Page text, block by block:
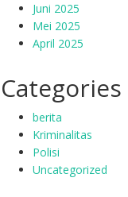
Juni 2025
Mei 2025
April 2025
Categories
berita
Kriminalitas
Polisi
Uncategorized